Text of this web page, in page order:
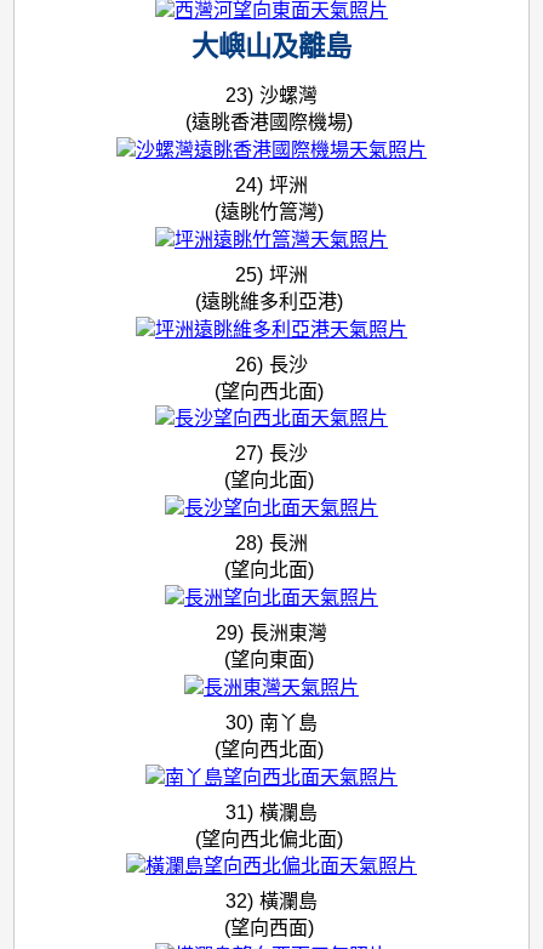
大嶼山及離島
23) 沙螺灣
(遠眺香港國際機場)
24) 坪洲
(遠眺竹篙灣)
25) 坪洲
(遠眺維多利亞港)
26) 長沙
(望向西北面)
27) 長沙
(望向北面)
28) 長洲
(望向北面)
29) 長洲東灣
(望向東面)
30) 南丫島
(望向西北面)
31) 橫瀾島
(望向西北偏北面)
32) 橫瀾島
(望向西面)